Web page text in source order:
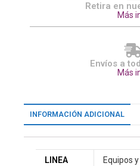
Retira en
Más
Envíos a
Más
INFORMACIÓN ADICIONAL
LINEA Equipos